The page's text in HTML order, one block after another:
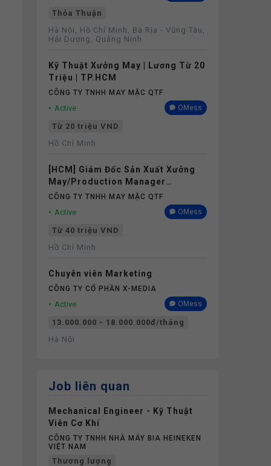
Thỏa Thuận
Hà Nội, Hồ Chí Minh, Bà Rịa - Vũng Tàu,
Hải Dương, Quảng Ninh
Kỹ Thuật Xưởng May | Lương Từ 20
Triệu | TP.HCM
CÔNG TY TNHH MAY MẶC QTF
Active OMess
Từ 20 triệu VND
Hồ Chí Minh
[HCM] Giám Đốc Sản Xuất Xưởng
May/Production Manager
(Garments) - Lương 40M+
CÔNG TY TNHH MAY MẶC QTF
Active OMess
Từ 40 triệu VND
Hồ Chí Minh
Chuyên viên Marketing
CÔNG TY CỔ PHẦN X-MEDIA
Active OMess
13.000.000 - 18.000.000đ/tháng
Hà Nội
Job liên quan
Mechanical Engineer - Kỹ Thuật
Viên Cơ Khí
CÔNG TY TNHH NHÀ MÁY BIA HEINEKEN
VIỆT NAM
Thương lượng